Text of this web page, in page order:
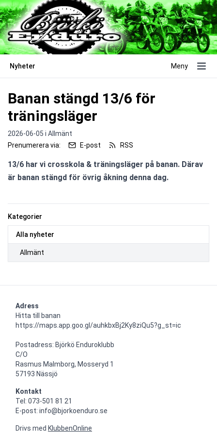
Nyheter Meny
Kategorier
Alla nyheter
Allmänt
Banan stängd 13/6 för
träningsläger
2026-06-05 i Allmänt
Prenumerera via:
E-post RSS
13/6 har vi crosskola & träningsläger på banan. Därav
är banan stängd för övrig åkning denna dag.
Adress
Hitta till banan
https://maps.app.goo.gl/auhkbxBj2Ky8ziQu5?g_st=ic
Postadress: Björkö Enduroklubb
C/O
Rasmus Malmborg, Mosseryd 1
57193 Nässjö
Kontakt
Tel: 073-501 81 21
E-post: info@bjorkoenduro.se
Drivs med KlubbenOnline